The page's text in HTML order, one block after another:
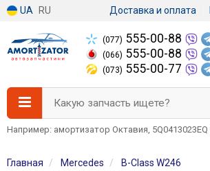
UA RU Доставка и оплата
(077) 555-00-88
(066) 555-00-88
(073) 555-00-77
Какую запчасть ищете?
Например: амортизатор Октавия, 5Q0413023EQ
Главная Mercedes
B-Class W246